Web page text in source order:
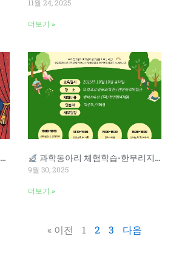
11월 24, 2025
더보기 »
과학동아리 체험학습-한무리지역아동센터
9월 30, 2025
더보기 »
« 이전 1 2 3 다음